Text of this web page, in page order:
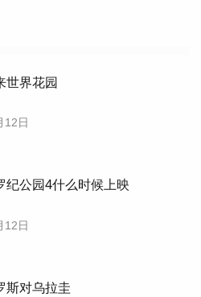
世界花园
12日
纪公园4什么时候上映
12日
斯对乌拉圭